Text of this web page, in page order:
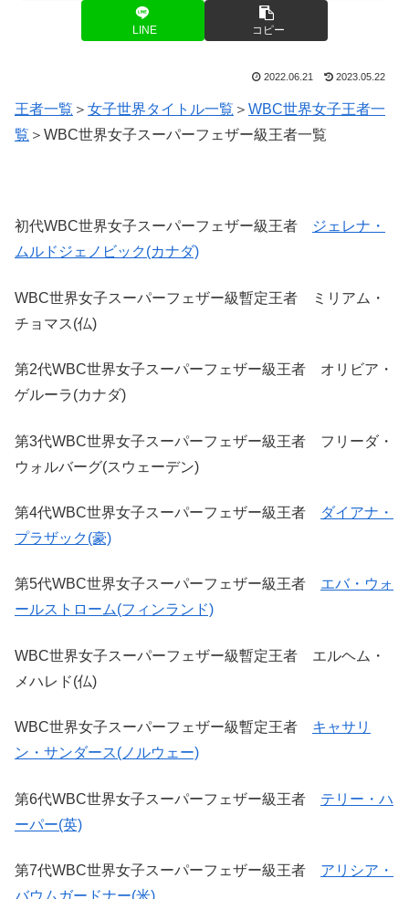
LINE コピー
2022.06.21 2023.05.22
王者一覧 ＞ 女子世界タイトル一覧 ＞ WBC世界女子王者一
覧 ＞WBC世界女子スーパーフェザー級王者一覧
初代WBC世界女子スーパーフェザー級王者
ジェレナ・
ムルドジェノビック(カナダ)
WBC世界女子スーパーフェザー級暫定王者 ミリアム・
チョマス(仏)
第2代WBC世界女子スーパーフェザー級王者 オリビア・
ゲルーラ(カナダ)
第3代WBC世界女子スーパーフェザー級王者 フリーダ・
ウォルバーグ(スウェーデン)
第4代WBC世界女子スーパーフェザー級王者
ダイアナ・
プラザック(豪)
第5代WBC世界女子スーパーフェザー級王者 エバ・ウォ
ールストローム(フィンランド)
WBC世界女子スーパーフェザー級暫定王者 エルヘム・
メハレド(仏)
WBC世界女子スーパーフェザー級暫定王者 キャサリ
ン・サンダース(ノルウェー)
第6代WBC世界女子スーパーフェザー級王者 テリー・ハ
ーパー(英)
第7代WBC世界女子スーパーフェザー級王者 アリシア・
バウムガードナー(米)